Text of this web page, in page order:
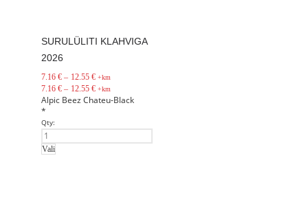
SURULÜLITI KLAHVIGA
2026
7.16€ – 12.55 € +km
7.16€ – 12.55 € +km
Alpic Beez Chateu-Black
*
Qty:
Vali